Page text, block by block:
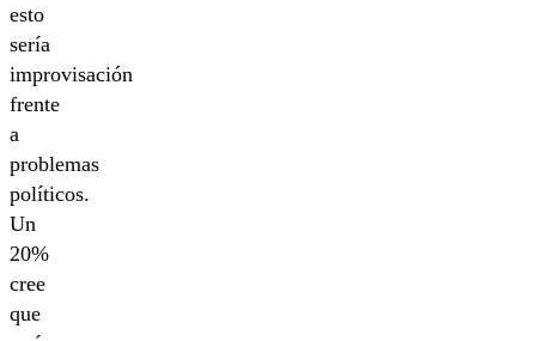
esto
sería
improvisación
frente
a
problemas
políticos.
Un
20%
cree
que